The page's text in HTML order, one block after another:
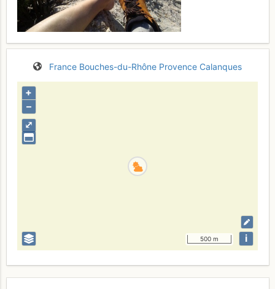
France Bouches-du-Rhône Provence Calanques
⤢
+
–
500 m i